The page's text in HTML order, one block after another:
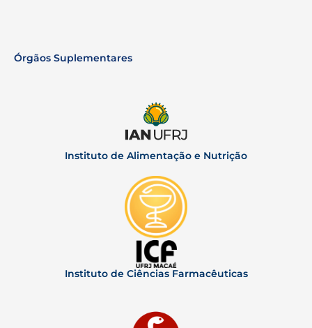
Órgãos Suplementares
Instituto de Alimentação e Nutrição
Instituto de Ciências Farmacêuticas